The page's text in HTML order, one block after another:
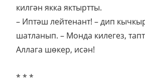
килгән якка яктыртты.
– Иптәш лейтенант! – дип
шатланып. – Монда килегез,
Аллага шөкер, исән!
* * *